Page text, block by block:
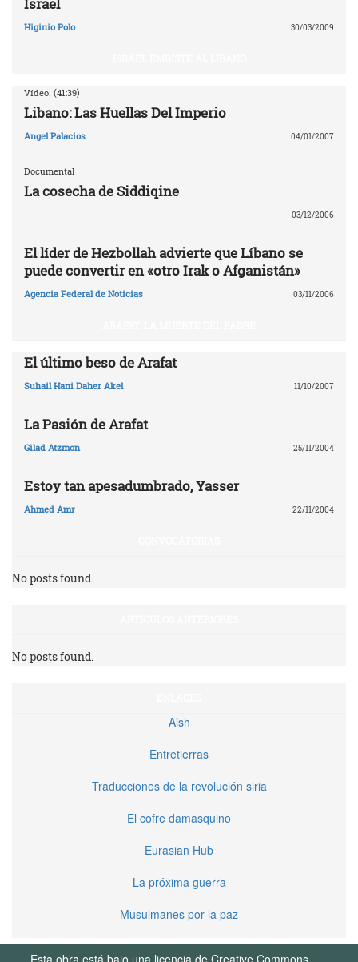
Higinio Polo 30/03/2009
Vídeo. (41:39)
Libano: Las Huellas Del Imperio
Angel Palacios 04/01/2007
Documental
La cosecha de Siddiqine
03/12/2006
El líder de Hezbollah advierte que Líbano se
puede convertir en «otro Irak o Afganistán»
Agencia Federal de Noticias 03/11/2006
El último beso de Arafat
Suhail Hani Daher Akel 11/10/2007
La Pasión de Arafat
Gilad Atzmon 25/11/2004
Estoy tan apesadumbrado, Yasser
Ahmed Amr 22/11/2004
No posts found.
No posts found.
Aish
Entretierras
Traducciones de la revolución siria
El cofre damasquino
Eurasian Hub
La próxima guerra
Musulmanes por la paz
Esta obra está bajo una licencia de Creative Commons.